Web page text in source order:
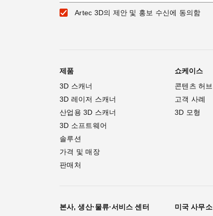
Artec 3D의 제안 및 홍보 수신에 동의함
제품
3D 스캐너
3D 레이저 스캐너
산업용 3D 스캐너
3D 소프트웨어
솔루션
가격 및 매장
판매처
쇼케이스
콘텐츠 허브
고객 사례
3D 모형
본사, 생산·물류·서비스 센터
미국 사무소